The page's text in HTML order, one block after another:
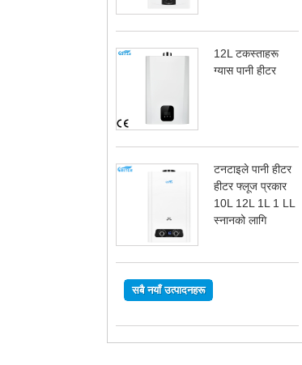
12L टकस्ताहरू
ग्यास पानी हीटर
टनटाइले पानी हीटर
हीटर फ्लूज प्रकार
10L 12L 1L 1 LL
स्नानको लागि
सबै नयाँ उत्पादनहरू